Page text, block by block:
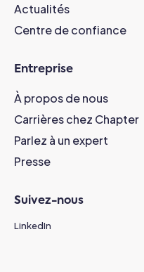
Actualités
Centre de confiance
Entreprise
À propos de nous
Carrières chez Chapter
Parlez à un expert
Presse
Suivez-nous
LinkedIn